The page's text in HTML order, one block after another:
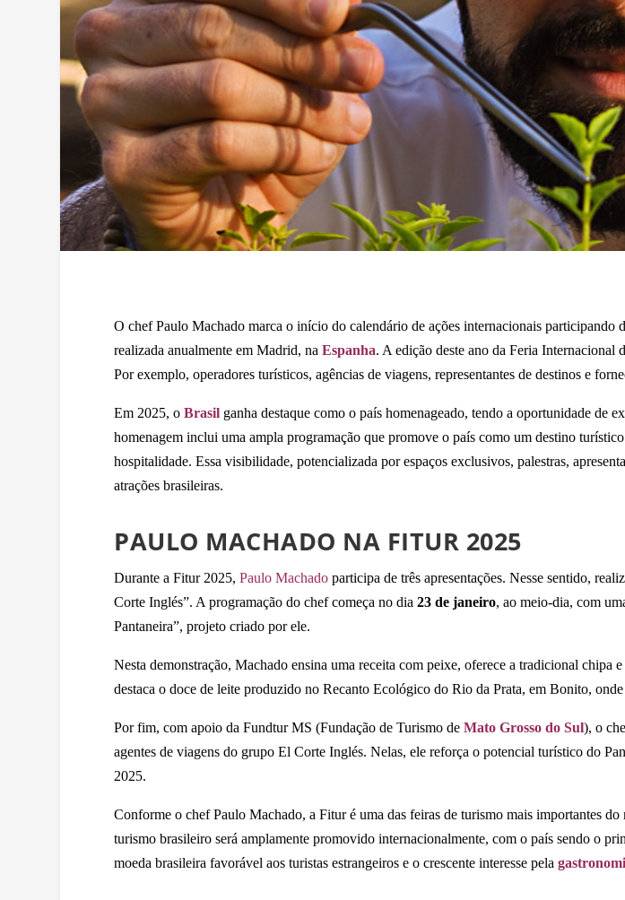
O chef Paulo Machado marca o início do calendário de ações internacionais participando
realizada anualmente em Madrid, naEspanha. A edição deste ano da Feria Internacional
Por exemplo, operadores turísticos, agências de viagens, representantes de destinos e
Em 2025, oBrasil ganha destaque como o país homenageado, tendo a oportunidade de
homenagem inclui uma ampla programação que promove o país como um destino
hospitalidade. Essa visibilidade, potencializada por espaços exclusivos, palestras,
atrações brasileiras.
PAULO MACHADO NA FITUR 2025
Durante a Fitur 2025,Paulo Machado participa de três apresentações. Nesse sentido,
Corte Inglés”. A programação do chef começa no dia23 de janeiro, ao meio-dia, com
Pantaneira”, projeto criado por ele.
Nesta demonstração, Machado ensina uma receita com peixe, oferece a tradicional
destaca o doce de leite produzido no Recanto Ecológico do Rio da Prata, em Bonito,
Por fim, com apoio da Fundtur MS (Fundação de Turismo deMato Grosso do Sul), o
agentes de viagens do grupo El Corte Inglés. Nelas, ele reforça o potencial turístico do
2025.
Conforme o chef Paulo Machado, a Fitur é uma das feiras de turismo mais importantes
turismo brasileiro será amplamente promovido internacionalmente, com o país sendo o
moeda brasileira favorável aos turistas estrangeiros e o crescente interesse pela